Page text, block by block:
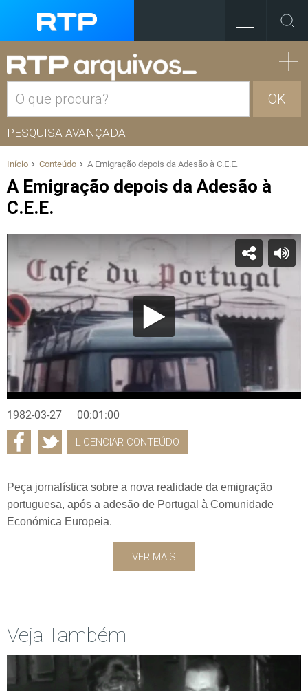
OK
PESQUISA AVANÇADA
Início Conteúdo A Emigração depois da Adesão à C.E.E.
A Emigração depois da Adesão à
C.E.E.
1982-03-27 00:01:00
LICENCIAR CONTEÚDO
Peça jornalística sobre a nova realidade da emigração
portuguesa, após a adesão de Portugal à Comunidade
Económica Europeia.
VER MAIS
Veja Também